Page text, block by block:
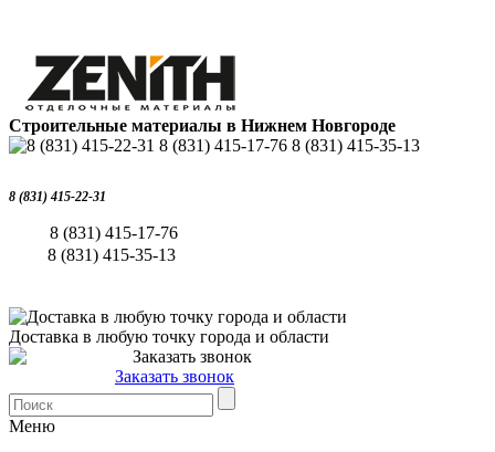
Строительные материалы в Нижнем Новгороде
8 (831) 415-22-31
8 (831) 415-17-76
8 (831) 415-35-13
Доставка в любую точку города и области
Заказать звонок
Меню